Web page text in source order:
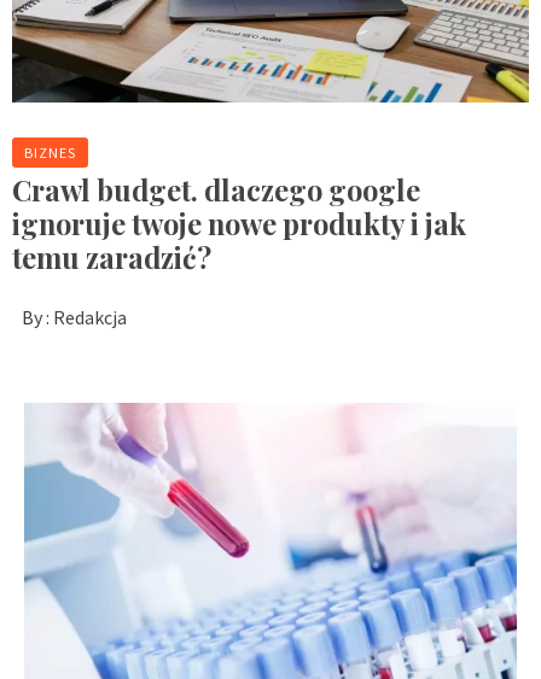
BIZNES
Crawl budget. dlaczego google
ignoruje twoje nowe produkty i jak
temu zaradzić?
By : Redakcja